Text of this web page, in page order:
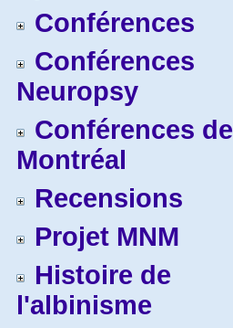
Conférences
Conférences
Neuropsy
Conférences de
Montréal
Recensions
Projet MNM
Histoire de
l'albinisme